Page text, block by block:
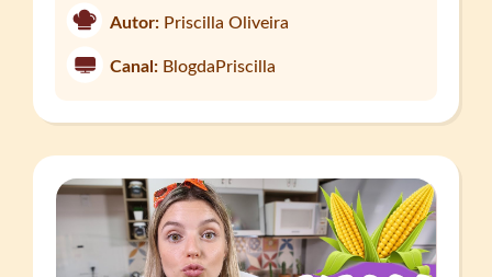
Autor: Priscilla Oliveira
Canal: BlogdaPriscilla